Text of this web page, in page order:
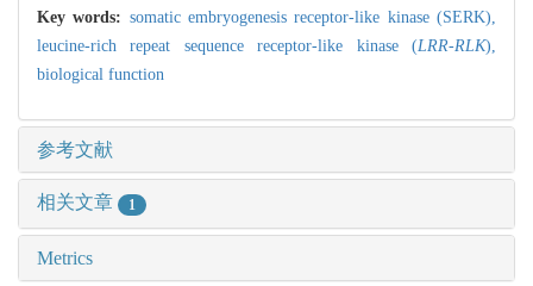
Key words: somatic embryogenesis receptor-like kinase (SERK),
leucine-rich repeat sequence receptor-like kinase (LRR-RLK),
biological function
参考文献
相关文章 1
Metrics